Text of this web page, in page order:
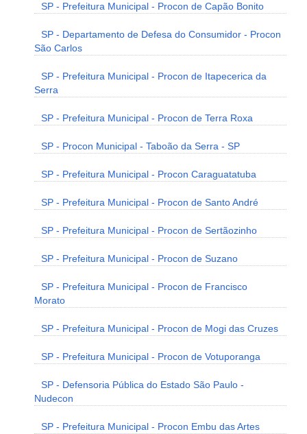
SP - Prefeitura Municipal - Procon de Capão Bonito
SP - Departamento de Defesa do Consumidor - Procon
São Carlos
SP - Prefeitura Municipal - Procon de Itapecerica da
Serra
SP - Prefeitura Municipal - Procon de Terra Roxa
SP - Procon Municipal - Taboão da Serra - SP
SP - Prefeitura Municipal - Procon Caraguatatuba
SP - Prefeitura Municipal - Procon de Santo André
SP - Prefeitura Municipal - Procon de Sertãozinho
SP - Prefeitura Municipal - Procon de Suzano
SP - Prefeitura Municipal - Procon de Francisco
Morato
SP - Prefeitura Municipal - Procon de Mogi das Cruzes
SP - Prefeitura Municipal - Procon de Votuporanga
SP - Defensoria Pública do Estado São Paulo -
Nudecon
SP - Prefeitura Municipal - Procon Embu das Artes